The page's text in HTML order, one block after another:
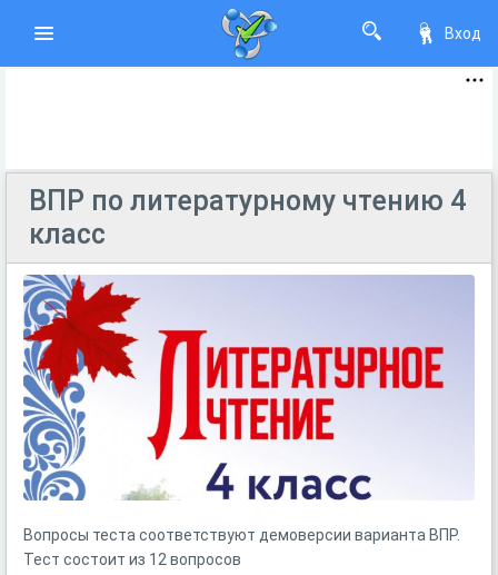
Вход
ВПР по литературному чтению 4
класс
Вопросы теста соответствуют демоверсии варианта ВПР.
Тест состоит из 12 вопросов